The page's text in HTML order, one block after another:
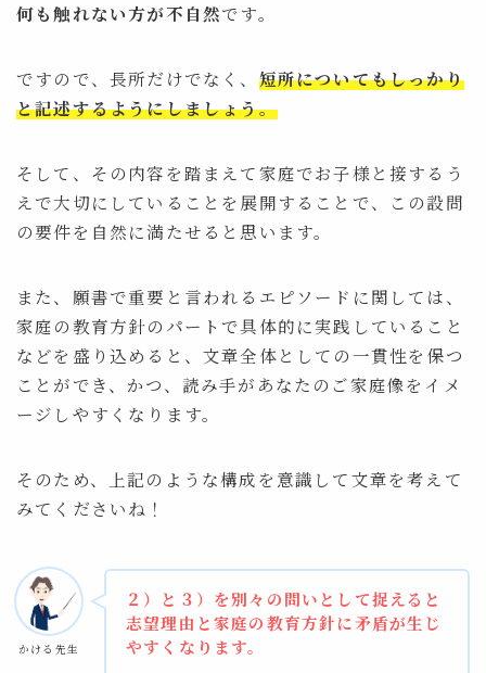
何も触れない方が不自然です。
ですので、長所だけでなく、 短所についてもしっかり
と記述するようにしましょう。
そして、その内容を踏まえて家庭でお子様と接するう
えで大切にしていることを展開することで、この設問
の要件を自然に満たせると思います。
また、願書で重要と言われるエピソードに関しては、
家庭の教育方針のパートで具体的に実践していること
などを盛り込めると、文章全体としての一貫性を保つ
ことができ、かつ、読み手があなたのご家庭像をイメ
ージしやすくなります。
そのため、上記のような構成を意識して文章を考えて
みてくださいね！
かける先生
２）と３）を別々の問いとして捉えると
志望理由と家庭の教育方針に矛盾が生じ
やすくなります。